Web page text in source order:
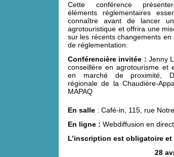
Cette conférence
éléments réglementaires
connaître avant de lancer
agrotouristique et offrira une
sur les récents changements en
de réglementation.
Conférencière invitée : Jenny
conseillère en agrotourisme et
en marché de proximité,
régionale de la Chaudière-
MAPAQ
En salle : Café-in, 115, rue
En ligne : Webdiffusion en
L’inscription est obligatoire
28